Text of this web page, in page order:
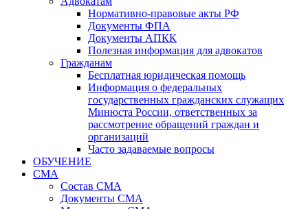
Нормативно-правовые акты РФ
Документы ФПА
Документы АПКК
Полезная информация для адвокатов
Гражданам
Бесплатная юридическая помощь
Информация о федеральных
государственных гражданских служащих
Минюста России, ответственных за
рассмотрение обращений граждан и
организаций
Часто задаваемые вопросы
ОБУЧЕНИЕ
СМА
Состав СМА
Документы СМА